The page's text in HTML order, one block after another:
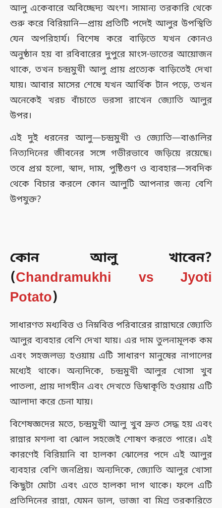
আলু একেবারে অবিচ্ছেদ্য অংশ। সামান্য তরকারি থেকে
শুরু করে বিরিয়ানি—প্রায় প্রতিটি পদেই আলুর উপস্থিতি
যেন অপরিহার্য। বিশেষ করে বাড়িতে যখন কোনও
অনুষ্ঠান হয় বা রবিবারের দুপুরে মাংস-ভাতের আয়োজন
থাকে, তখন চন্দ্রমুখী আলু প্রায় প্রত্যেক বাড়িতেই দেখা
যায়। আবার মাসের শেষে যখন আর্থিক টান পড়ে, তখন
অনেকেই খরচ বাঁচাতে ভরসা রাখেন জ্যোতি আলুর
উপর।
এই দুই ধরনের আলু—চন্দ্রমুখী ও জ্যোতি—বাঙালির
নিত্যদিনের জীবনের সঙ্গে গভীরভাবে জড়িয়ে রয়েছে।
তবে প্রশ্ন হলো, স্বাদ, দাম, পুষ্টিগুণ ও ব্যবহার—সবদিক
থেকে বিচার করলে কোন আলুটি আপনার জন্য বেশি
উপযুক্ত?
কোন আলু খাবেন?
(Chandramukhi vs Jyoti
Potato)
সাধারণত মধ্যবিত্ত ও নিম্নবিত্ত পরিবারের রান্নাঘরে জ্যোতি
আলুর ব্যবহার বেশি দেখা যায়। এর দাম তুলনামূলক কম
এবং সহজলভ্য হওয়ায় এটি সাধারণ মানুষের নাগালের
মধ্যেই থাকে। অন্যদিকে, চন্দ্রমুখী আলুর খোসা খুব
পাতলা, প্রায় দাগহীন এবং দেখতে ডিম্বাকৃতি হওয়ায় এটি
আলাদা করে চেনা যায়।
বিশেষজ্ঞদের মতে, চন্দ্রমুখী আলু খুব দ্রুত সেদ্ধ হয় এবং
রান্নার মশলা বা ঝোল সহজেই শোষণ করতে পারে। এই
কারণেই বিরিয়ানি বা হালকা ঝোলের পদে এই আলুর
ব্যবহার বেশি জনপ্রিয়। অন্যদিকে, জ্যোতি আলুর খোসা
কিছুটা মোটা এবং এতে হালকা দাগ থাকে। ফলে এটি
প্রতিদিনের রান্না, যেমন ডাল, ভাজা বা মিশ্র তরকারিতে